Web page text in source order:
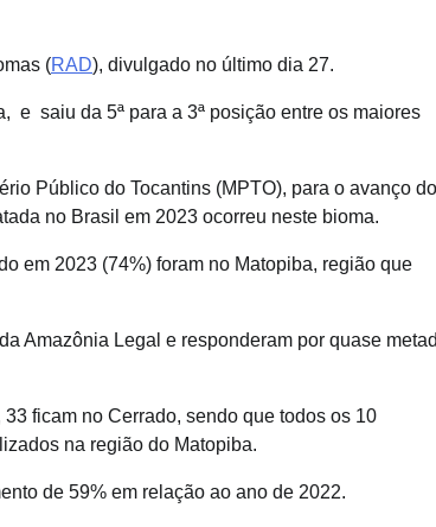
(RAD), divulgado no último dia 27.
e saiu da 5ª para a 3ª posição entre os maiores
Público do Tocantins (MPTO), para o avanço do
no Brasil em 2023 ocorreu neste bioma.
em 2023 (74%) foram no Matopiba, região que
Amazônia Legal e responderam por quase
ficam no Cerrado, sendo que todos os 10
na região do Matopiba.
de 59% em relação ao ano de 2022.